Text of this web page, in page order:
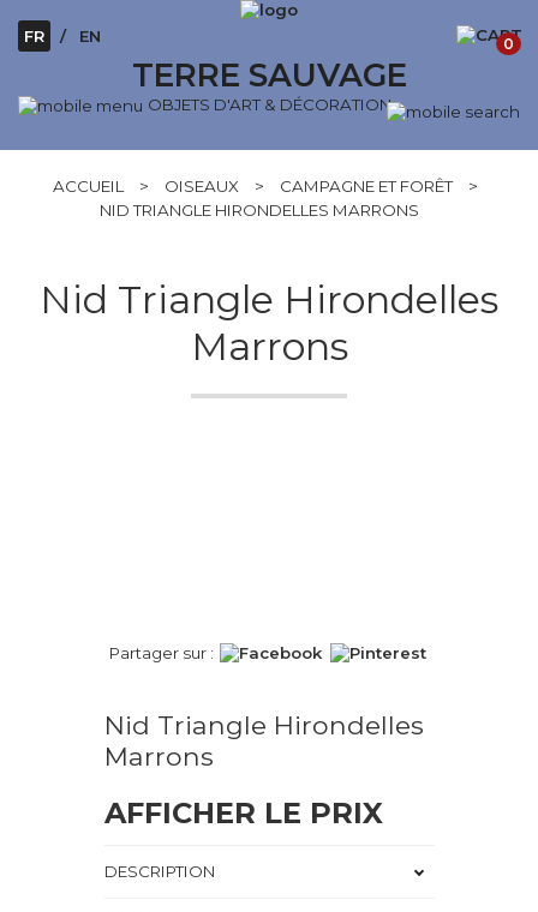
TERRE SAUVAGE
OBJETS D'ART & DÉCORATION
FR EN 0
ACCUEIL > OISEAUX > CAMPAGNE ET FORÊT
>
NID TRIANGLE HIRONDELLES MARRONS
Nid Triangle Hirondelles
Marrons
Partager sur :
Nid Triangle Hirondelles
Marrons
AFFICHER LE PRIX
DESCRIPTION